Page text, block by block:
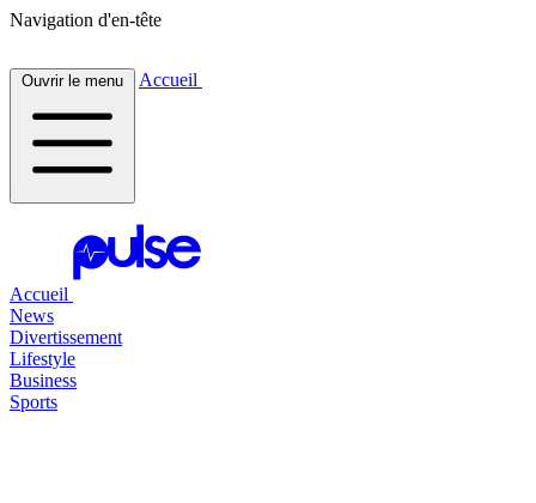
Navigation d'en-tête
Ouvrir le menu Accueil
Accueil
News
Divertissement
Lifestyle
Business
Sports